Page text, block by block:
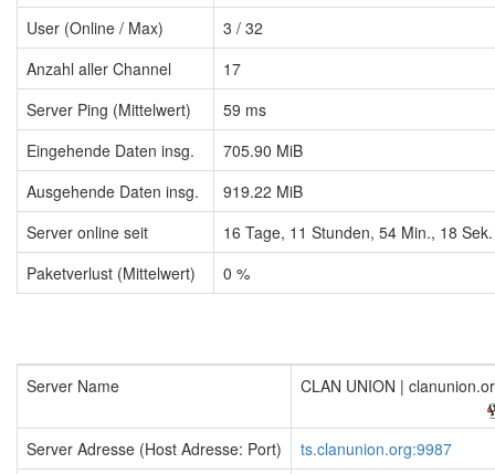
User (Online / Max)
3 / 32
Anzahl aller Channel
17
Server Ping (Mittelwert)
59 ms
Eingehende Daten insg.
705.90 MiB
Ausgehende Daten insg.
919.22 MiB
Server online seit
16 Tage, 11 Stunden, 54 Min., 19 Sek.
Paketverlust (Mittelwert)
0 %
Server Name CLAN UNION |
Server Adresse (Host Adresse: Port)
ts.clanunion.org:9987